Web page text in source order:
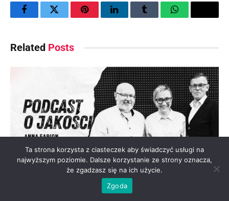
FacebookTwitter PinterestLinkedInTumblr WhatsAppEmail
Related Posts
Ta strona korzysta z ciasteczek aby świadczyć usługi na
najwyższym poziomie. Dalsze korzystanie ze strony oznacza,
że zgadzasz się na ich użycie.
Zgoda